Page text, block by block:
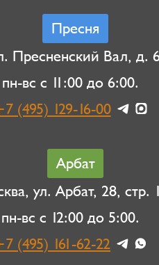
Пресня
Пресненский Вал, д.
пн-вс с 11:00 до 6:00.
(495) 129-16-00
Арбат
ул. Арбат, 28, стр.
пн-вс с 12:00 до 5:00.
(495) 161-62-22